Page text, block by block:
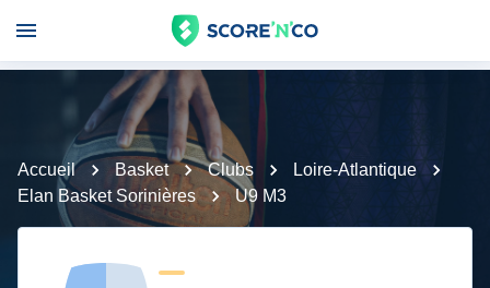
Accueil Basket Clubs
Loire-Atlantique
Elan Basket Sorinières
U9 M3